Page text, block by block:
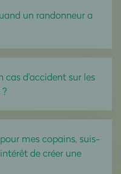
un randonneur a
cas d'accident sur les
mes copains, suis-
de créer une